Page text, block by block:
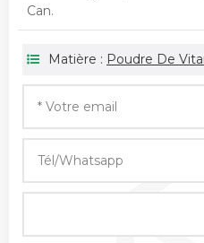
Can.
Matière : Poudre De